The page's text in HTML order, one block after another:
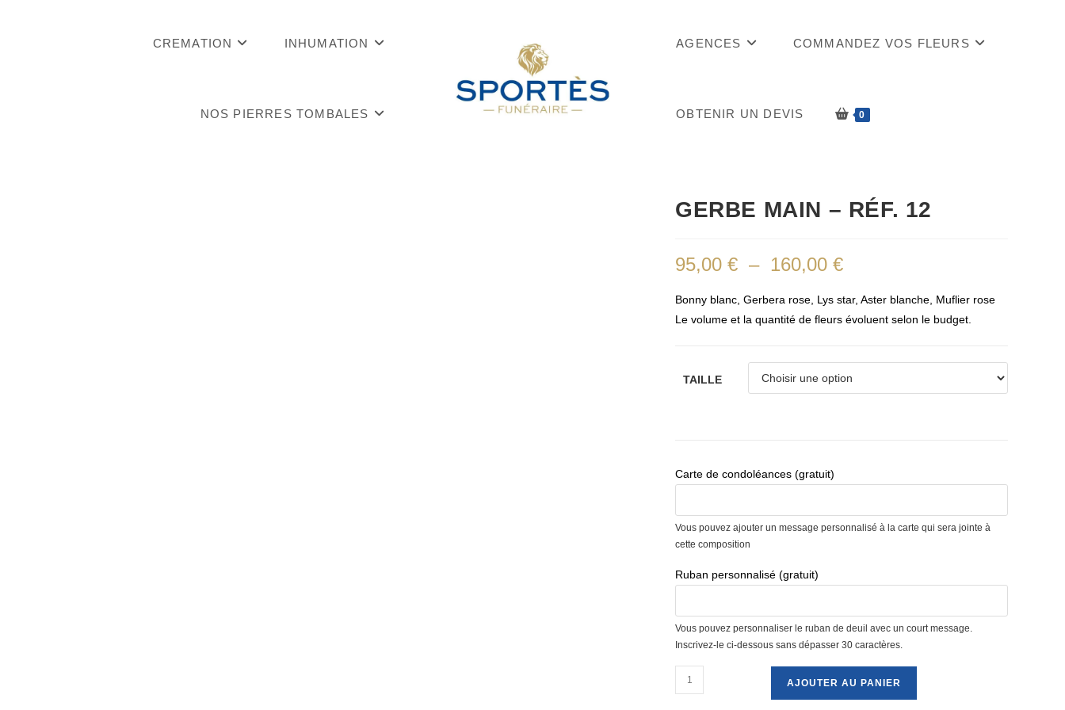
CREMATION INHUMATION
NOS PIERRES TOMBALES
AGENCES COMMANDEZ VOS FLEURS
OBTENIR UN DEVIS 0
GERBE MAIN – RÉF. 12
95,00 € – 160,00 €Plage
de
95,00 €
à
160,00 €
Bonny blanc, Gerbera rose, Lys star, Aster blanche, Muflier rose
Le volume et la quantité de fleurs évoluent selon le budget.
TAILLE
Carte de condoléances (gratuit)
Vous pouvez ajouter un message personnalisé à la carte qui sera jointe à
cette composition
Ruban personnalisé (gratuit)
Vous pouvez personnaliser le ruban de deuil avec un court message.
Inscrivez-le ci-dessous sans dépasser 30 caractères.
quantité
de
AJOUTER AU PANIER